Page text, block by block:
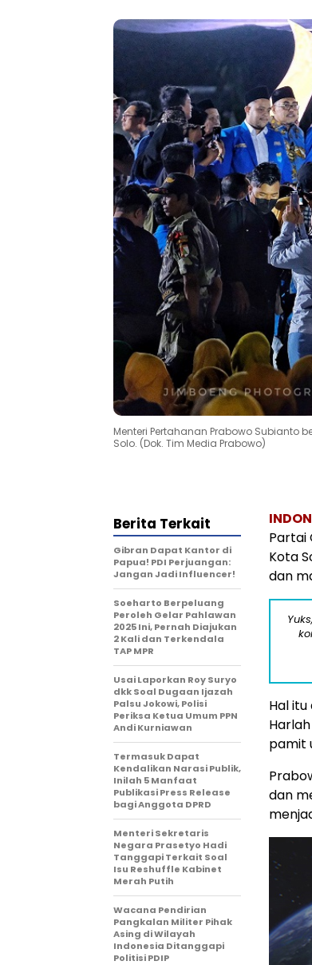
Menteri Pertahanan Prabowo Subianto
Solo. (Dok. Tim Media Prabowo)
Partai
Kota
dan
Hal
pamit
dan
Berita Terkait
Gibran Dapat Kantor di
Papua! PDI Perjuangan:
Jangan Jadi Influencer!
Soeharto Berpeluang
Peroleh Gelar Pahlawan
2025 Ini, Pernah Diajukan
2 Kali dan Terkendala
TAP MPR
Usai Laporkan Roy Suryo
dkk Soal Dugaan Ijazah
Palsu Jokowi, Polisi
Periksa Ketua Umum PPN
Andi Kurniawan
Termasuk Dapat
Kendalikan Narasi Publik,
Inilah 5 Manfaat
Publikasi Press Release
bagi Anggota DPRD
Menteri Sekretaris
Negara Prasetyo Hadi
Tanggapi Terkait Soal
Isu Reshuffle Kabinet
Merah Putih
Wacana Pendirian
Pangkalan Militer Pihak
Asing di Wilayah
Indonesia Ditanggapi
Politisi PDIP